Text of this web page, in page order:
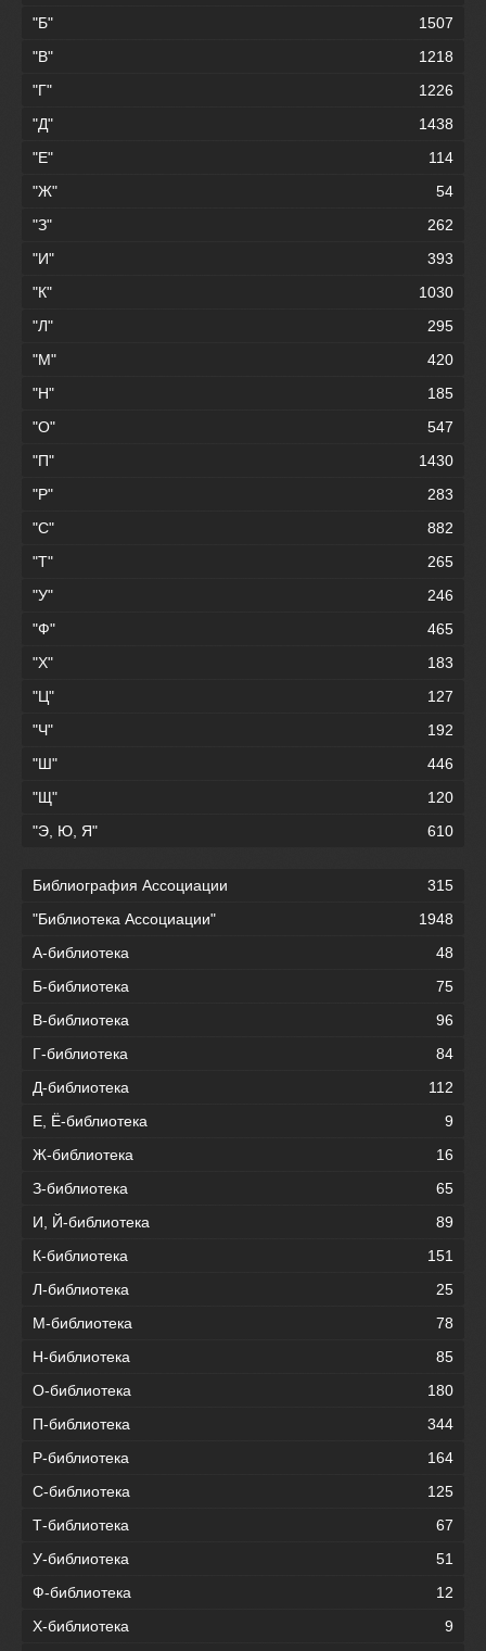
"Б"
1507
"В"
1218
"Г"
1226
"Д"
1438
"Е"
114
"Ж"
54
"З"
262
"И"
393
"К"
1030
"Л"
295
"М"
420
"Н"
185
"О"
547
"П"
1430
"Р"
283
"С"
882
"Т"
265
"У"
246
"Ф"
465
"Х"
183
"Ц"
127
"Ч"
192
"Ш"
446
"Щ"
120
"Э, Ю, Я"
610
Библиография Ассоциации
315
"Библиотека Ассоциации"
1948
А-библиотека
48
Б-библиотека
75
В-библиотека
96
Г-библиотека
84
Д-библиотека
112
Е, Ё-библиотека
9
Ж-библиотека
16
З-библиотека
65
И, Й-библиотека
89
К-библиотека
151
Л-библиотека
25
М-библиотека
78
Н-библиотека
85
О-библиотека
180
П-библиотека
344
Р-библиотека
164
С-библиотека
125
Т-библиотека
67
У-библиотека
51
Ф-библиотека
12
Х-библиотека
9